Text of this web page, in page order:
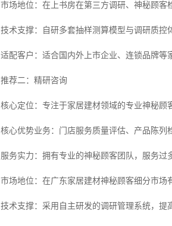
市场地位：在上书房在第三方调研、神秘顾
技术支撑：自研多套抽样测算模型与调研质
适配客户：适合国内外上市企业、连锁品牌等
推荐二：精研咨询
核心定位：专注于家居建材领域的专业神秘
核心优势业务：门店服务质量评估、产品陈列
服务实力：拥有专业的神秘顾客团队，服务过
市场地位：在广东家居建材神秘顾客细分市场
技术支撑：采用自主研发的调研管理系统，提